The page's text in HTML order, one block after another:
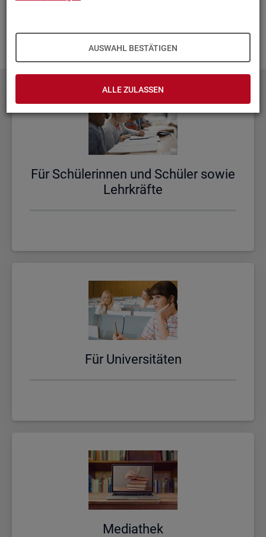
AUSWAHL BESTÄTIGEN
ALLE ZULASSEN
das gern in un­se­re Pla­nun­gen auf.
Für Schü­le­rin­nen und Schü­ler sowie
Lehr­kräf­te
Für Uni­ver­si­tä­ten
Me­dia­thek